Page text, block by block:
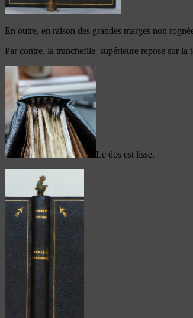
En outre, en raison des grandes marges non
Par contre, la tranchefile supérieure repose sur la
Le dos est lisse.